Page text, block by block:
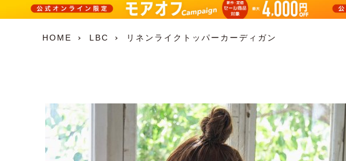
HOME LBC リネンライクトッパーカーディガン